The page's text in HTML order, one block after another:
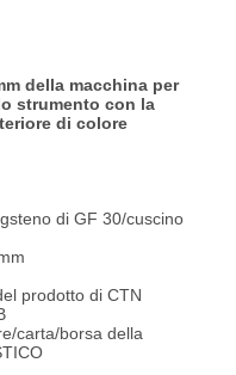
della macchina per
strumento con la
di colore
di GF 30/cuscino
prodotto di CTN
carta/borsa della